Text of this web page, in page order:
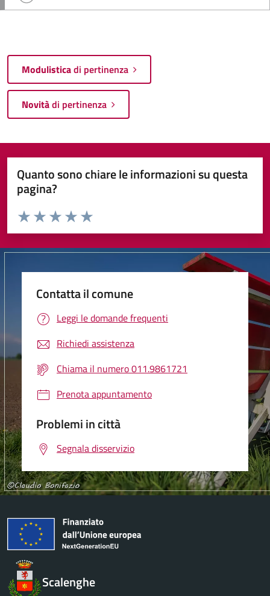
Modulisticadi pertinenza
Novitàdi pertinenza
Quanto sono chiare le informazioni su questa
pagina?
Valuta da 1 a 5 stelle la pagina
Valuta 5 stelle su 5
Valuta 4 stelle su 5
Valuta 3 stelle su 5
Valuta 2 stelle su 5
Valuta 1 stelle su 5
Contatta il comune
Leggi le domande frequenti
Richiedi assistenza
Chiama il numero 011.9861721
Prenota appuntamento
Problemi in città
Segnala disservizio
Scalenghe